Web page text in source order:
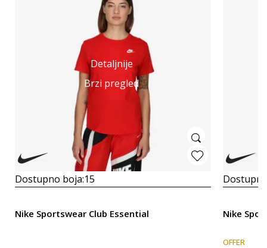
Detaljnije
Brzi pregled
Dostupno boja:15
Nike Sportswear Club Essential Nike
OFFER